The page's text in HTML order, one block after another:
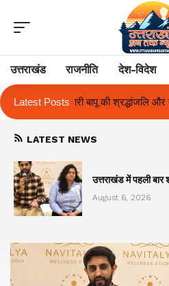
उत्तराखंड राजनीति देश-विदेश
Latest Posts
उनके परिजनों को सहायता ओलंपस
LATEST NEWS
उत्तराखंड में पहली
August 6, 2026